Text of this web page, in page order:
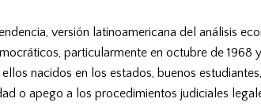
versión latinoamericana del análisis
particularmente en octubre de 1968 y
nacidos en los estados, buenos
o apego a los procedimientos judiciales